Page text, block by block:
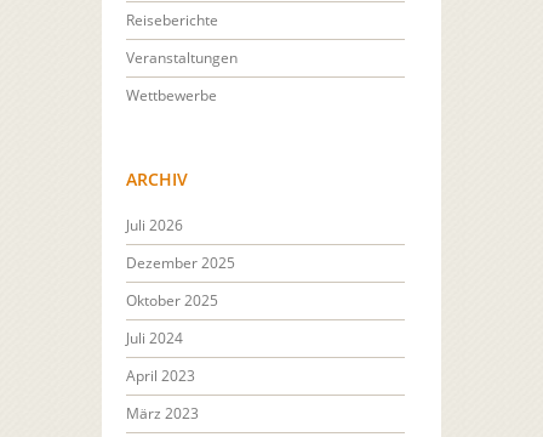
Reiseberichte
Veranstaltungen
Wettbewerbe
ARCHIV
Juli 2026
Dezember 2025
Oktober 2025
Juli 2024
April 2023
März 2023